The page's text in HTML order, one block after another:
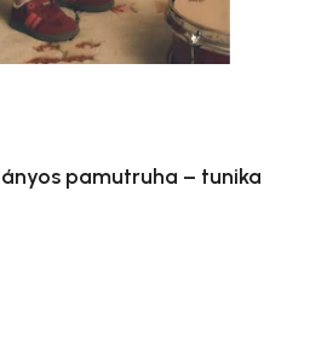
pamutruha – tunika